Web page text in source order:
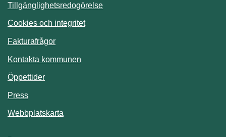
Tillgänglighetsredogörelse
Cookies och integritet
Fakturafrågor
Kontakta kommunen
Öppettider
Press
Webbplatskarta